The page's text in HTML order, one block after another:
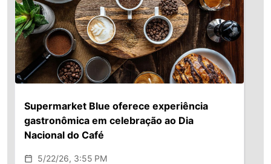
Supermarket Blue oferece experiência
gastronômica em celebração ao Dia
Nacional do Café
5/22/26, 3:55 PM